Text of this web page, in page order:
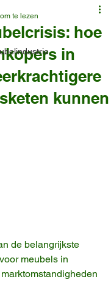
hoe
in
kunnen
te lezen
de belangrijkste
meubels in